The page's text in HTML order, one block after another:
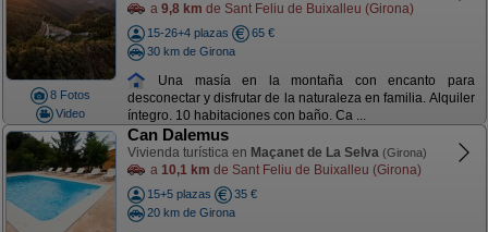
8 Fotos
Video
a 9,8 km de Sant Feliu de Buixalleu (Girona)
15-26+4 plazas
65 €
30 km de Girona
Una masía en la montaña con encanto para
desconectar y disfrutar de la naturaleza en familia. Alquiler
íntegro. 10 habitaciones con baño. Ca ...
Can Dalemus
Vivienda turística en Maçanet de La Selva (Girona)
a 10,1 km de Sant Feliu de Buixalleu (Girona)
15+5 plazas
35 €
20 km de Girona